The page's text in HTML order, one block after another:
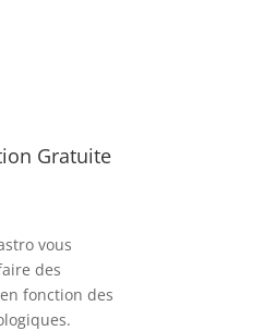
Gratuite
vous
des
fonction des